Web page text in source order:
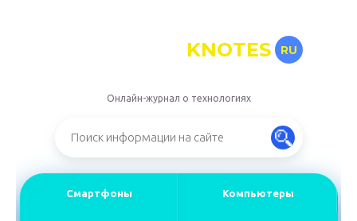
KNOTES RU
Онлайн-журнал о технологиях
Смартфоны Компьютеры